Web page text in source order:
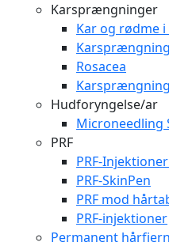
Karsprængninger
Kar og rødme
Rosacea
Hudforyngelse/ar
Microneedling
PRF
PRF-
PRF-SkinPen
PRF mod
PRF-injektioner
Permanent